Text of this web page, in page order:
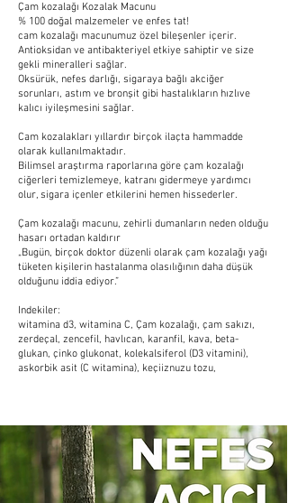
Çam kozalağı Kozalak Macunu
% 100 doğal malzemeler ve enfes tat!
cam kozalağı macunumuz özel bileşenler içerir.
Antioksidan ve antibakteriyel etkiye sahiptir ve size
gekli mineralleri sağlar.
Oksürük, nefes darlığı, sigaraya bağlı akciğer
sorunları, astım ve bronşit gibi hastalıkların hızlıve
kalıcı iyileşmesini sağlar.
Cam kozalakları yıllardır birçok ilaçta hammadde
olarak kullanılmaktadır.
Bilimsel araştırma raporlarına göre çam kozalağı
ciğerleri temizlemeye, katranı gidermeye yardımcı
olur, sigara içenler etkilerini hemen hissederler.
Çam kozalağı macunu, zehirli dumanların neden olduğu
hasarı ortadan kaldırır
„Bugün, birçok doktor düzenli olarak çam kozalağı yağı
tüketen kişilerin hastalanma olasılığının daha düşük
olduğunu iddia ediyor.”
Indekiler:
witamina d3, witamina C, Çam kozalağı, çam sakızı,
zerdeçal, zencefil, havlıcan, karanfil, kava, beta-
glukan, çinko glukonat, kolekalsiferol (D3 vitamini),
askorbik asit (C witamina), keçiiznuzu tozu,